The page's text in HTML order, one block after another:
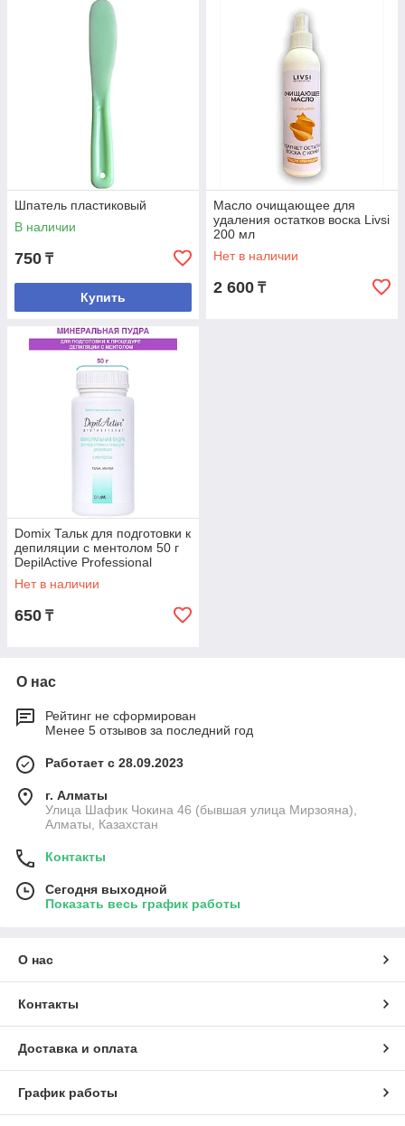
Шпатель пластиковый
В наличии
750 ₸
Купить
Масло очищающее для
удаления остатков воска Livsi
200 мл
Нет в наличии
2 600 ₸
Domix Тальк для подготовки к
депиляции с ментолом 50 г
DepilActive Professional
Нет в наличии
650 ₸
О нас
Рейтинг не сформирован
Менее 5 отзывов за последний год
Работает с 28.09.2023
г. Алматы
Улица Шафик Чокина 46 (бывшая улица Мирзояна),
Алматы, Казахстан
Контакты
Сегодня выходной
Показать весь график работы
О нас
Контакты
Доставка и оплата
График работы